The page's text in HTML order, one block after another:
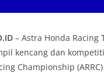
– Astra Honda Racing
kencang dan
Championship